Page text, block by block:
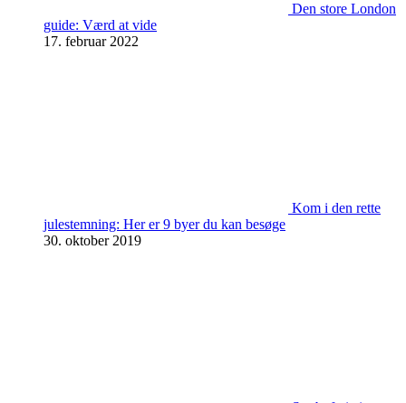
Den store London
guide: Værd at vide
17. februar 2022
Kom i den rette
julestemning: Her er 9 byer du kan besøge
30. oktober 2019